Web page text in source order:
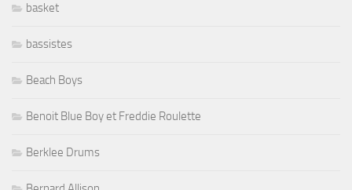
basket
bassistes
Beach Boys
Benoit Blue Boy et Freddie Roulette
Berklee Drums